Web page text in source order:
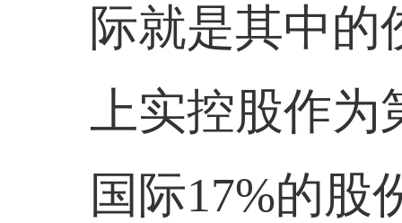
际就是其中
上实控股作为
国际17%的股